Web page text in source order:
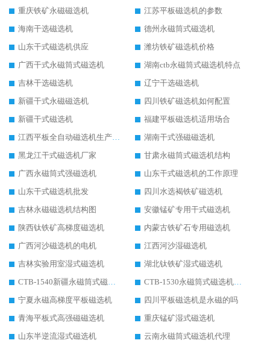
重庆铁矿永磁磁选机
江苏平板磁选机的参数
海南干选磁选机
德州永磁筒式磁选机
山东干式磁选机供应
潍坊铁矿磁选机价格
广西干式永磁筒式磁选机
湖南ctb永磁筒式磁选机特点
吉林干选磁选机
辽宁干选磁选机
新疆干式永磁磁选机
四川铁矿磁选机如何配置
新疆干式磁选机
福建平板磁选机适用场合
江西平板全自动磁选机生产厂家
湖南干式强磁磁选机
黑龙江干式磁选机厂家
甘肃永磁筒式磁选机结构
广西永磁筒式强磁选机
山东干式磁选机的工作原理
山东干式磁选机批发
四川水选褐铁矿磁选机
吉林永磁磁选机结构图
安徽锰矿专用干式磁选机
陕西钛铁矿高梯度磁选机
内蒙古铁矿石专用磁选机
广西河沙磁选机的电机
江西河沙湿磁选机
吉林实验用室湿式磁选机
湖北钛铁矿湿式磁选机
CTB-1540新疆永磁筒式磁选机
CTB-1530永磁筒式磁选机代理商
宁夏永磁高梯度平板磁选机
四川平板磁选机是永磁的吗
青海平板式高强磁磁选机
重庆锰矿湿式磁选机
山东半逆流湿式磁选机
云南永磁筒式磁选机代理